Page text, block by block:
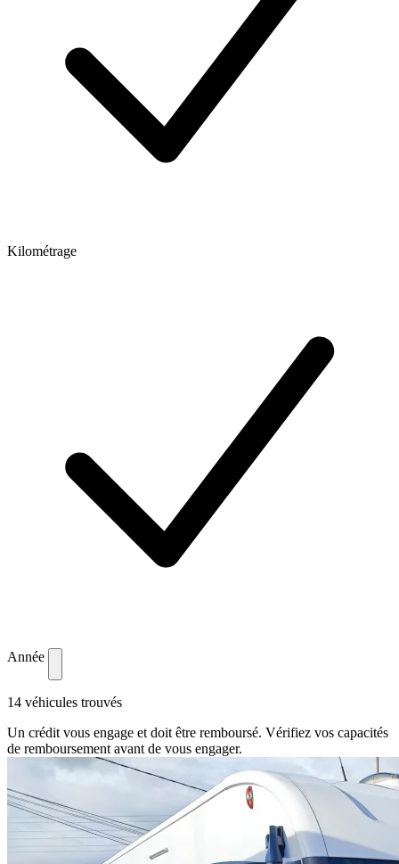
Kilométrage
Année
14 véhicules trouvés
Un crédit vous engage et doit être remboursé. Vérifiez vos capacités
de remboursement avant de vous engager.